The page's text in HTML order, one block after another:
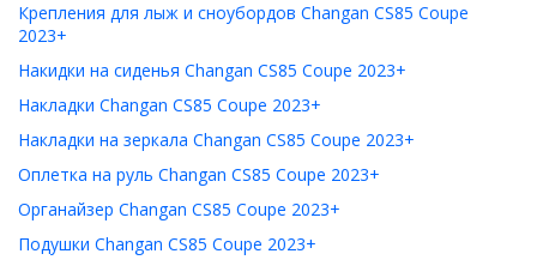
Крепления для лыж и сноубордов Changan CS85 Coupe
2023+
Накидки на сиденья Changan CS85 Coupe 2023+
Накладки Changan CS85 Coupe 2023+
Накладки на зеркала Changan CS85 Coupe 2023+
Оплетка на руль Changan CS85 Coupe 2023+
Органайзер Changan CS85 Coupe 2023+
Подушки Changan CS85 Coupe 2023+